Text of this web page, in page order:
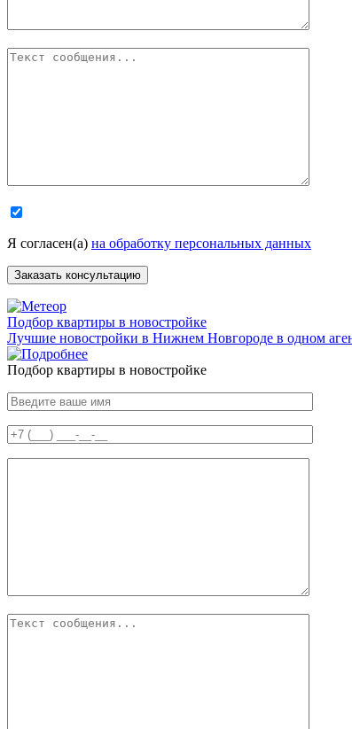
Я согласен(а) на обработку персональных данных
Подбор квартиры в новостройке
Лучшие новостройки в Нижнем Новгороде в одном
Подбор квартиры в новостройке